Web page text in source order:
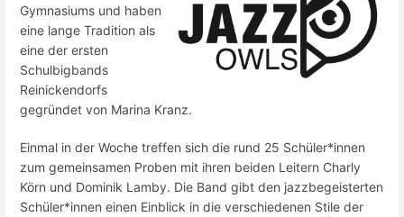
Gymnasiums und haben
eine lange Tradition als
eine der ersten
Schulbigbands
Reinickendorfs
gegründet von Marina Kranz.
Einmal in der Woche treffen sich die rund 25 Schüler*innen
zum gemeinsamen Proben mit ihren beiden Leitern Charly
Körn und Dominik Lamby. Die Band gibt den jazzbegeisterten
Schüler*innen einen Einblick in die verschiedenen Stile der